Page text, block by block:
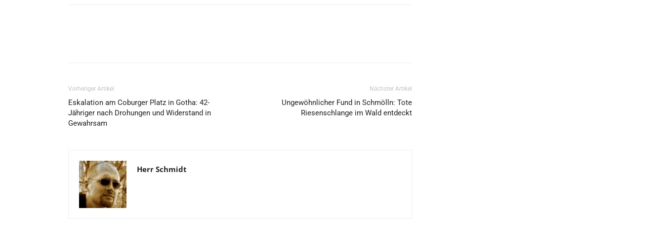
Vorheriger Artikel
Eskalation am Coburger Platz in Gotha: 42-
Jähriger nach Drohungen und Widerstand in
Gewahrsam
Nächster Artikel
Ungewöhnlicher Fund in Schmölln: Tote
Riesenschlange im Wald entdeckt
Herr Schmidt